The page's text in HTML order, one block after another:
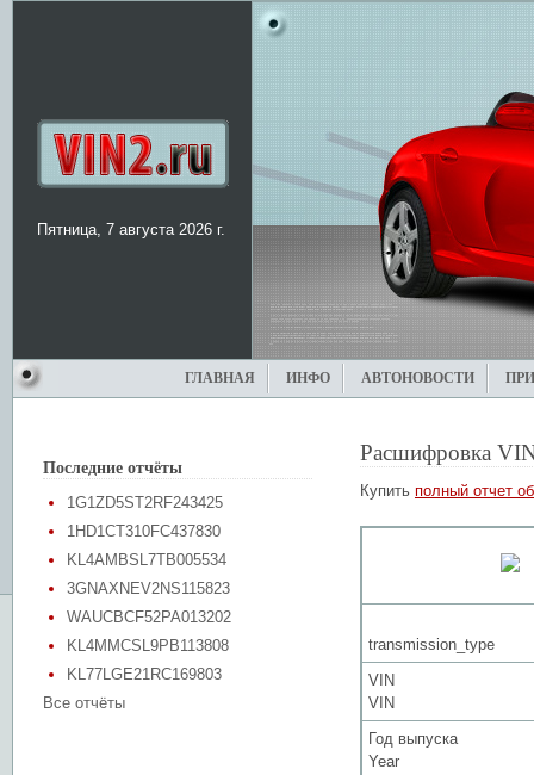
Пятница, 7 августа 2026 г.
ГЛАВНАЯ ИНФО АВТОНОВОСТИ
Последние отчёты
1G1ZD5ST2RF243425
1HD1CT310FC437830
KL4AMBSL7TB005534
3GNAXNEV2NS115823
WAUCBCF52PA013202
KL4MMCSL9PB113808
KL77LGE21RC169803
Все отчёты
Расшифровка
Купить полный отчет
transmission_type
VIN
VIN
Год выпуска
Year